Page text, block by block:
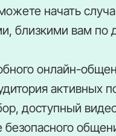
начать
близкими вам по
онлайн-
активных
доступный